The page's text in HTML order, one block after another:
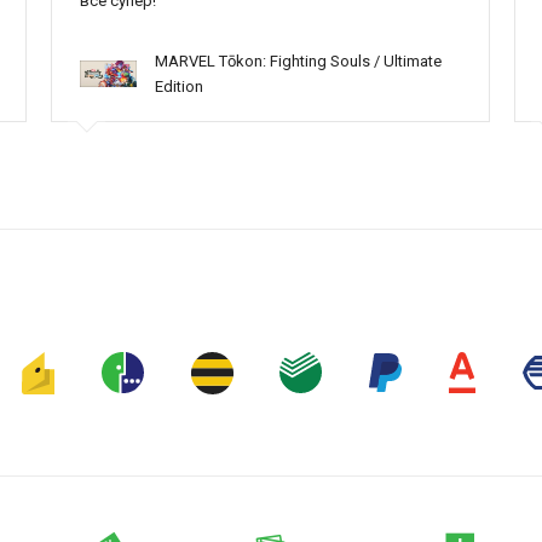
MARVEL Tōkon: Fighting Souls / Ultimate
Edition